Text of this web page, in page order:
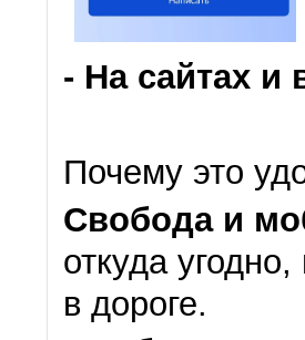
- На сайтах и
Почему это
Свобода и
откуда
в дороге.